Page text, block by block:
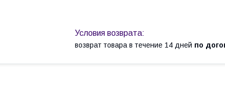
возврат товара в течение 14 дней по